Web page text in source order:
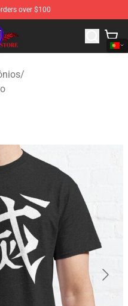
over $100
Kimetsu no Yaiba
/